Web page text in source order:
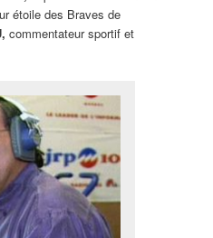
étoile des Braves de
commentateur sportif et